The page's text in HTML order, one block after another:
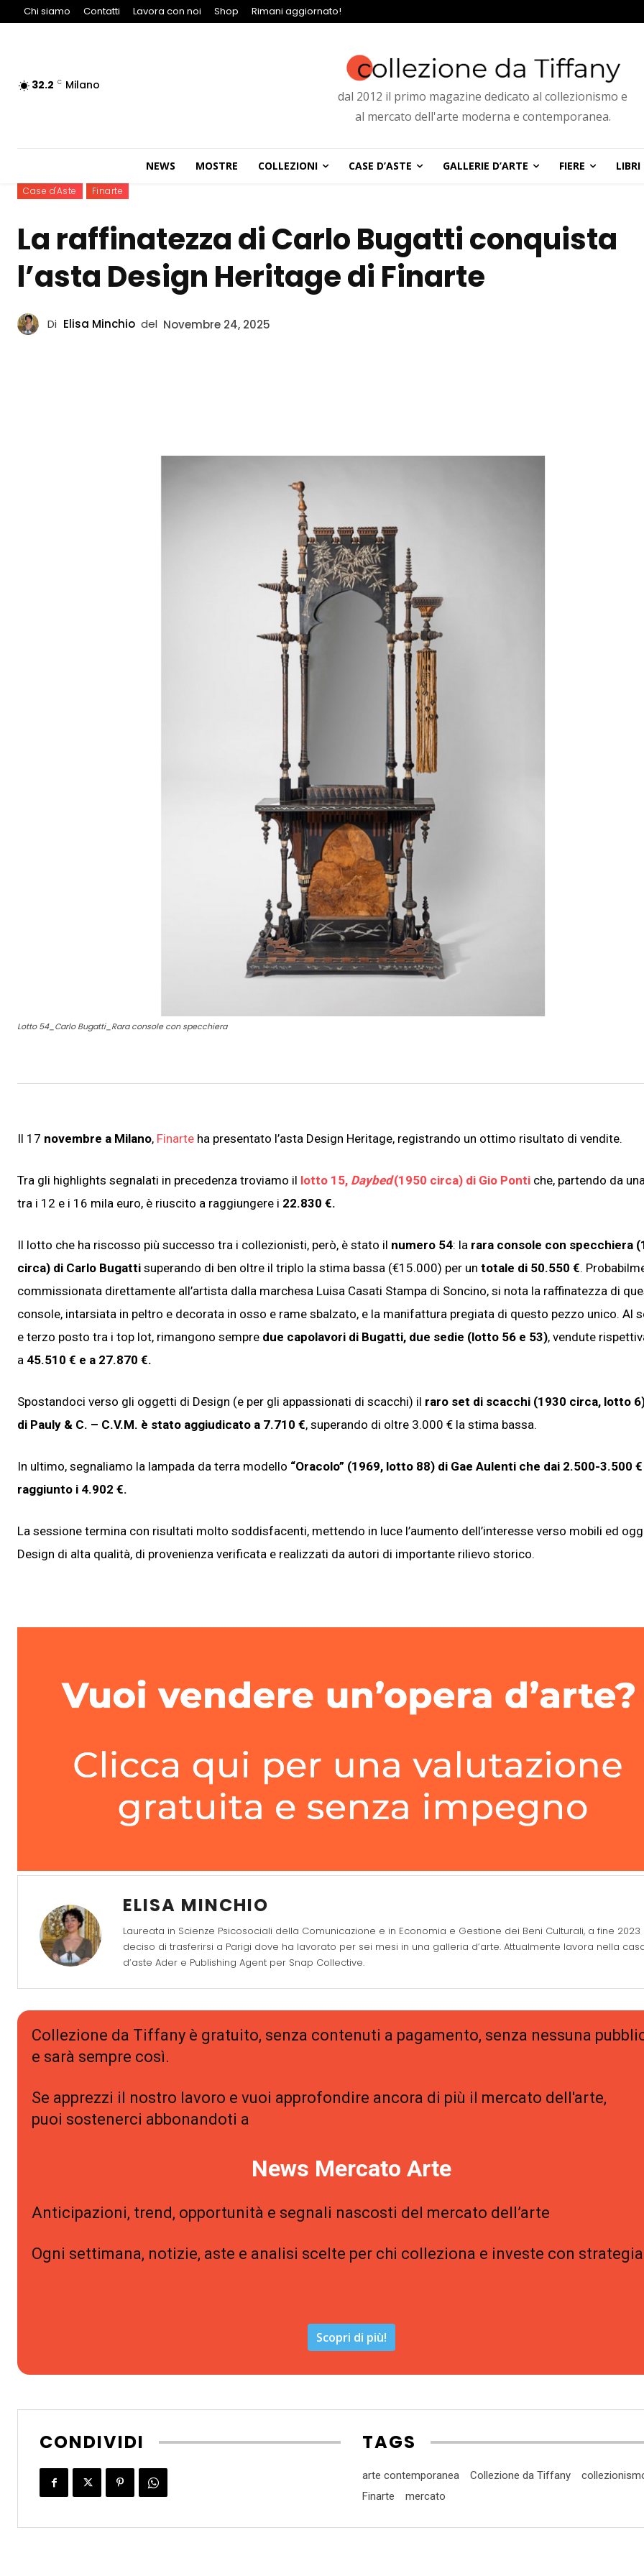
Chi siamo Contatti Lavora con noi Shop Rimani aggiornato!
32.2 C Milano
dal 2012 il primo magazine dedicato al collezionismo e
al mercato dell'arte moderna e contemporanea.
NEWS MOSTRE COLLEZIONI CASE D’ASTE GALLERIE D’ARTE FIERE LIBRI
Case d'Aste Finarte
La raffinatezza di Carlo Bugatti conquista
l’asta Design Heritage di Finarte
Di Elisa Minchio del Novembre 24, 2025
Lotto 54_Carlo Bugatti_Rara console con specchiera
Il 17 novembre a Milano, Finarte ha presentato l’asta Design Heritage, registrando un ottimo risultato di vendite.
Tra gli highlights segnalati in precedenza troviamo il lotto 15, Daybed(1950 circa) di Gio Ponti che, partendo da
tra i 12 e i 16 mila euro, è riuscito a raggiungere i 22.830 €.
Il lotto che ha riscosso più successo tra i collezionisti, però, è stato il numero 54: la rara console con specchiera
circa) di Carlo Bugatti superando di ben oltre il triplo la stima bassa (€15.000) per un totale di 50.550 €.
commissionata direttamente all’artista dalla marchesa Luisa Casati Stampa di Soncino, si nota la raffinatezza di
console, intarsiata in peltro e decorata in osso e rame sbalzato, e la manifattura pregiata di questo pezzo unico. Al
e terzo posto tra i top lot, rimangono sempre due capolavori di Bugatti, due sedie (lotto 56 e 53), vendute
a 45.510 € e a 27.870 €.
Spostandoci verso gli oggetti di Design (e per gli appassionati di scacchi) il raro set di scacchi (1930 circa, lotto
di Pauly & C. – C.V.M. è stato aggiudicato a 7.710 €, superando di oltre 3.000 € la stima bassa.
In ultimo, segnaliamo la lampada da terra modello “Oracolo” (1969, lotto 88) di Gae Aulenti che dai 2.500-3.500
raggiunto i 4.902 €.
La sessione termina con risultati molto soddisfacenti, mettendo in luce l’aumento dell’interesse verso mobili ed
Design di alta qualità, di provenienza verificata e realizzati da autori di importante rilievo storico.
ELISA MINCHIO
Laureata in Scienze Psicosociali della Comunicazione e in Economia e Gestione dei Beni Culturali, a fine 2023
deciso di trasferirsi a Parigi dove ha lavorato per sei mesi in una galleria d’arte. Attualmente lavora nella
d’aste Ader e Publishing Agent per Snap Collective.
Collezione da Tiffany è gratuito, senza contenuti a pagamento, senza nessuna
e sarà sempre così.
Se apprezzi il nostro lavoro e vuoi approfondire ancora di più il mercato dell'arte,
puoi sostenerci abbonandoti a
News Mercato Arte
Anticipazioni, trend, opportunità e segnali nascosti del mercato dell’arte
Ogni settimana, notizie, aste e analisi scelte per chi colleziona e investe con
Scopri di più!
CONDIVIDI TAGS
arte contemporanea Collezione da Tiffany
Finarte
mercato